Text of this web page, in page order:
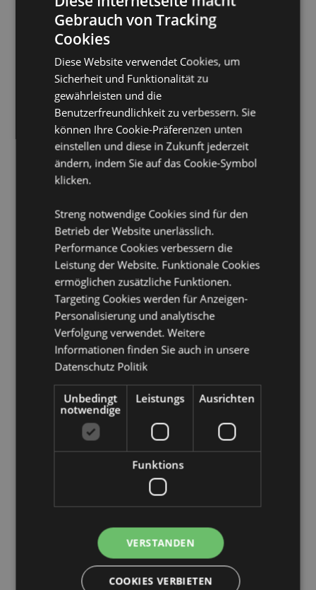
Reißverschluss und 2 Griffen. Hält Lebensmittel länger
warm oder kühl und bewahrt ihre Frische.
Wiederverwendbar:
Öko-Nachweis:Hergestellt aus recycelten
Plastikflaschen.
Pflegehinweis:Nur mit einem feuchten Tuch
abwischen
Lizenz-Informationen: Dieses Produkt ist voll lizenziert
und kann weltweit verkauft werden, außer in den
USA. Wenn Sie für eine Lieferung in die USA bestellen,
versuchen Sie bitte nicht, dieses Produkt zu kaufen, da
Wenn Sie weitere Informationen benötigen, wenden
Sie sich bitte an unser Kundenservice Team.
Produkttressourcen:
Möchten Sie mehr über den Einkauf bei Puckator
erfahren?Dann lesen Sie unserenLeitfaden für
Kundeninformationen.
Produktattribute
Höhe 16cm Breite 21cm Tiefe 14cm
5055071515262
0.059000
Keine
Original Stormtrooper
Gebrauch von Tracking
Cookies
Diese Website verwendet Cookies, um
Sicherheit und Funktionalität zu
gewährleisten und die
Benutzerfreundlichkeit zu verbessern. Sie
können Ihre Cookie-Präferenzen unten
einstellen und diese in Zukunft jederzeit
ändern, indem Sie auf das Cookie-Symbol
klicken.
Streng notwendige Cookies sind für den
Betrieb der Website unerlässlich.
Performance Cookies verbessern die
Leistung der Website. Funktionale Cookies
ermöglichen zusätzliche Funktionen.
Targeting Cookies werden für Anzeigen-
Personalisierung und analytische
Verfolgung verwendet. Weitere
Informationen finden Sie auch in unsere
Datenschutz Politik
Unbedingt
notwendige
Leistungs Ausrichten
Funktions
VERSTANDEN
COOKIES VERBIETEN